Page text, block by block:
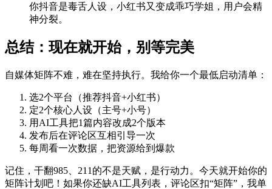
你抖音是毒舌人设，小红书又变成乖巧学姐，用户会精
神分裂。
总结：现在就开始，别等完美
自媒体矩阵不难，难在坚持执行。我给你一个最低启动清单：
选2个平台（推荐抖音+小红书）
定2个核心人设（主号+小号）
用AI工具把1篇内容改成2个版本
发布后在评论区互相引导一次
每周看一次数据，把资源给到爆款
记住，干翻985、211的不是天赋，是行动力。今天就开始你的
矩阵计划吧！如果你还缺AI工具列表，评论区扣“矩阵”，我单